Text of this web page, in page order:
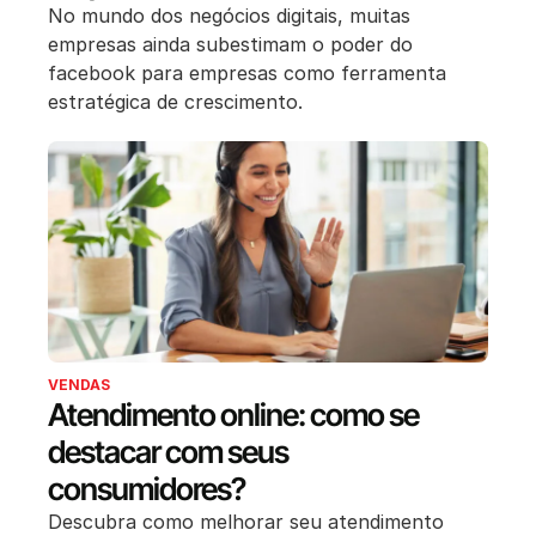
No mundo dos negócios digitais, muitas
empresas ainda subestimam o poder do
facebook para empresas como ferramenta
estratégica de crescimento.
VENDAS
Atendimento online: como se
destacar com seus
consumidores?
Descubra como melhorar seu atendimento